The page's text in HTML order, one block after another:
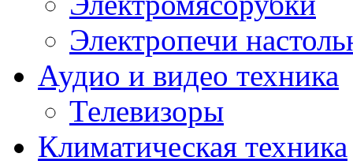
Электропечи
Аудио и видео техника
Телевизоры
Климатическая техника